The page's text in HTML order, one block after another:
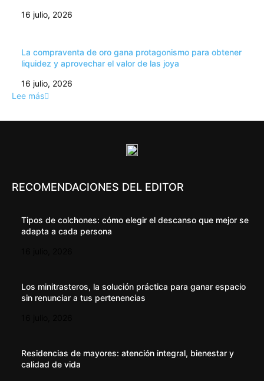
16 julio, 2026
La compraventa de oro gana protagonismo para obtener
liquidez y aprovechar el valor de las joya
16 julio, 2026
Lee más
RECOMENDACIONES DEL EDITOR
Tipos de colchones: cómo elegir el descanso que mejor se
adapta a cada persona
Los minitrasteros, la solución práctica para ganar espacio
sin renunciar a tus pertenencias
Residencias de mayores: atención integral, bienestar y
calidad de vida